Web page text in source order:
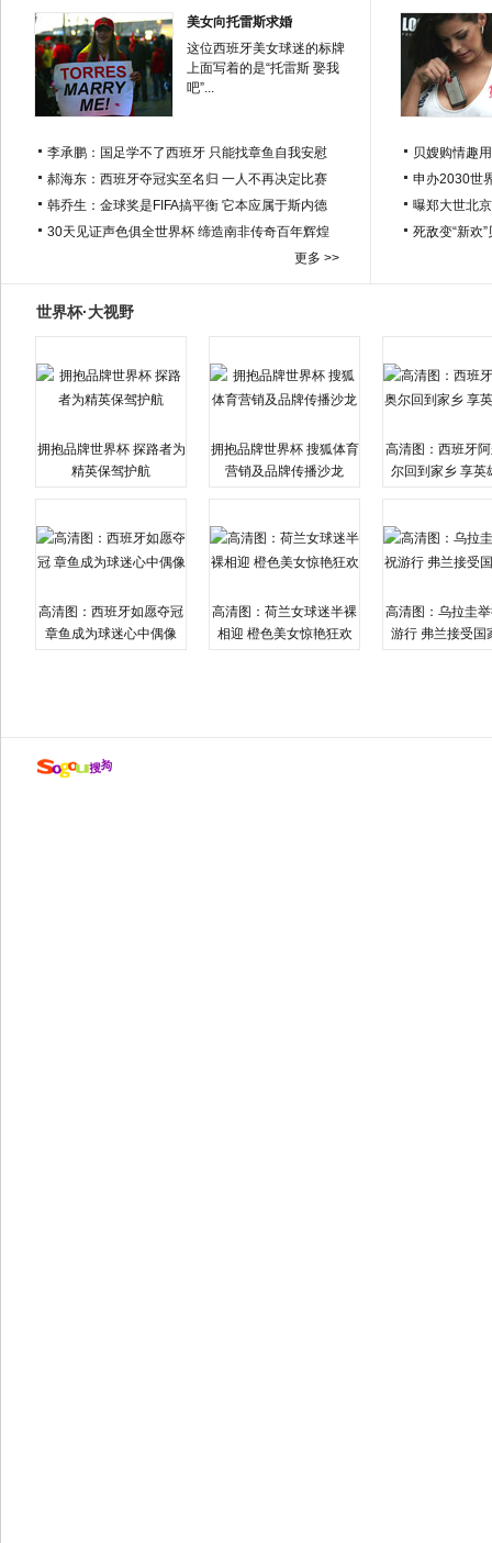
美女向托雷斯求婚
这位西班牙美女球迷的标牌
上面写着的是“托雷斯 娶我
吧”...
李承鹏：国足学不了西班牙 只能找章鱼自我安慰
郝海东：西班牙夺冠实至名归 一人不再决定比赛
韩乔生：金球奖是FIFA搞平衡 它本应属于斯内德
30天见证声色俱全世界杯 缔造南非传奇百年辉煌
更多 >>
贝嫂购情趣
申办2030世
曝郑大世北
死敌变“新欢
世界杯·大视野
拥抱品牌世界杯 探路者为
精英保驾护航
拥抱品牌世界杯 搜狐体育
营销及品牌传播沙龙
高清图：西班牙
尔回到家乡 享英
高清图：西班牙如愿夺冠
章鱼成为球迷心中偶像
高清图：荷兰女球迷半裸
相迎 橙色美女惊艳狂欢
高清图：乌拉圭
游行 弗兰接受国